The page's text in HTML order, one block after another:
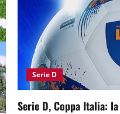
Serie D
Serie D, Coppa Italia: